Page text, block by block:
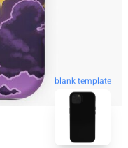
blank template